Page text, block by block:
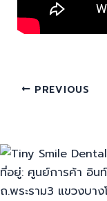
PREVIOUS
ที่อยู่: ศูนย์การค้า อิน
ถ.พระราม3 แขวงบา